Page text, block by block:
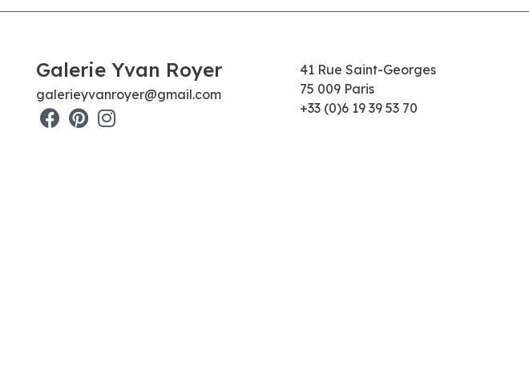
Galerie Yvan Royer
galerieyvanroyer@gmail.com
41 Rue Saint-Georges
75 009 Paris
+33 (0)6 19 39 53 70